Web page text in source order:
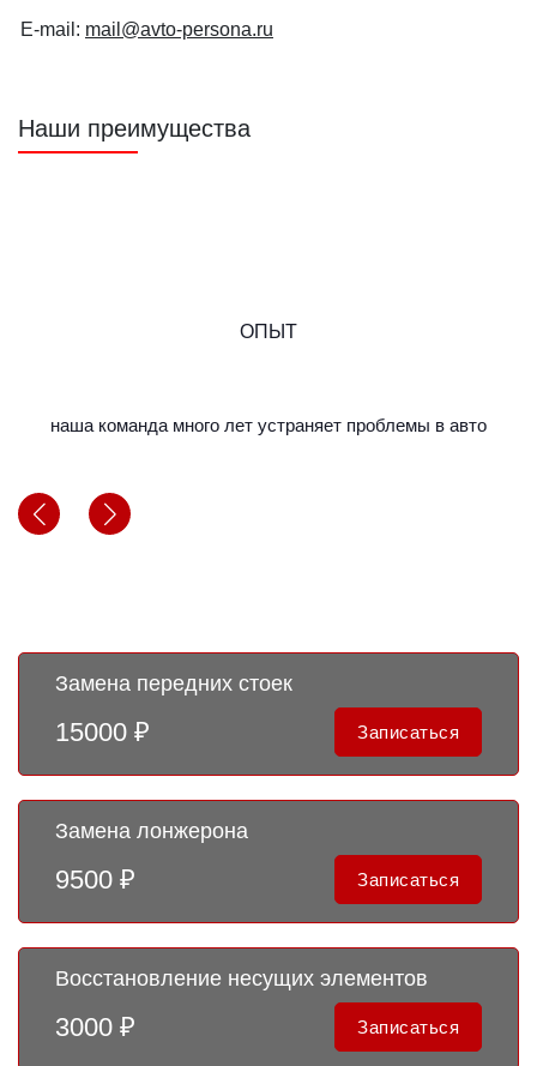
E-mail: mail@avto-persona.ru
Наши преимущества
ОПЫТ
наша команда много лет устраняет проблемы в авто
Замена передних стоек
15000 ₽ Записаться
Замена лонжерона
9500 ₽ Записаться
Восстановление несущих элементов
3000 ₽ Записаться